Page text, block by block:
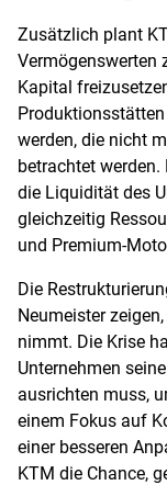
Zusätzlich plant
Vermögenswerten
Kapital
werden, die nicht
betrachtet
die Liquidität des
gleichzeitig
und Premium-
Die
Neumeister
nimmt. Die Krise
Unternehmen
ausrichten muss,
einem Fokus auf
einer besseren
KTM die Chance,